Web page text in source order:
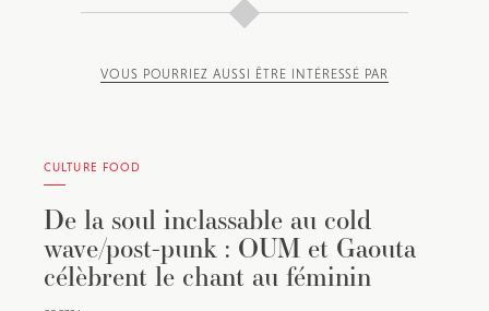
VOUS POURRIEZ AUSSI ÊTRE INTÉRESSÉ PAR
CULTURE FOOD
De la soul inclassable au cold
wave/post-punk : OUM et Gaouta
célèbrent le chant au féminin